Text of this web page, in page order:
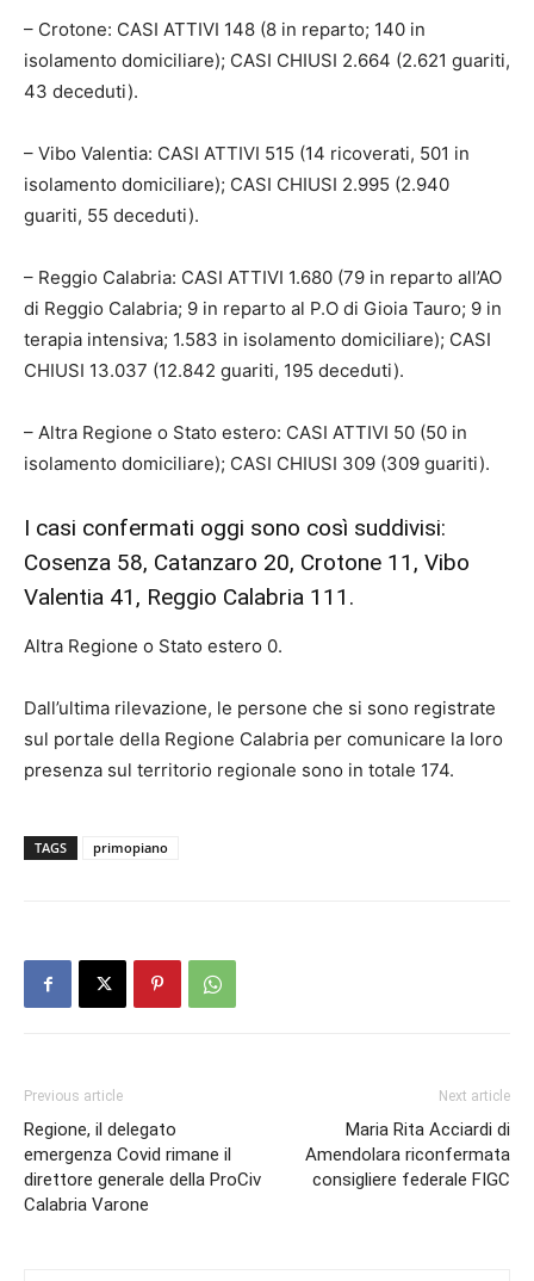
– Crotone: CASI ATTIVI 148 (8 in reparto; 140 in
isolamento domiciliare); CASI CHIUSI 2.664 (2.621 guariti,
43 deceduti).
– Vibo Valentia: CASI ATTIVI 515 (14 ricoverati, 501 in
isolamento domiciliare); CASI CHIUSI 2.995 (2.940
guariti, 55 deceduti).
– Reggio Calabria: CASI ATTIVI 1.680 (79 in reparto all’AO
di Reggio Calabria; 9 in reparto al P.O di Gioia Tauro; 9 in
terapia intensiva; 1.583 in isolamento domiciliare); CASI
CHIUSI 13.037 (12.842 guariti, 195 deceduti).
– Altra Regione o Stato estero: CASI ATTIVI 50 (50 in
isolamento domiciliare); CASI CHIUSI 309 (309 guariti).
I casi confermati oggi sono così suddivisi:
Cosenza 58, Catanzaro 20, Crotone 11, Vibo
Valentia 41, Reggio Calabria 111.
Altra Regione o Stato estero 0.
Dall’ultima rilevazione, le persone che si sono registrate
sul portale della Regione Calabria per comunicare la loro
presenza sul territorio regionale sono in totale 174.
TAGS primopiano
Previous article
Regione, il delegato
emergenza Covid rimane il
direttore generale della ProCiv
Calabria Varone
Next article
Maria Rita Acciardi di
Amendolara riconfermata
consigliere federale FIGC